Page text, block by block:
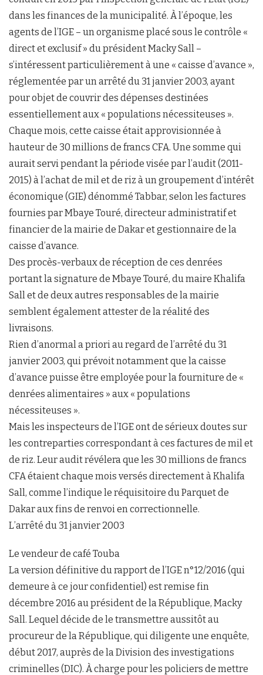
dans les finances de la municipalité. À l’époque, les
agents de l’IGE – un organisme placé sous le contrôle «
direct et exclusif » du président Macky Sall –
s’intéressent particulièrement à une « caisse d’avance »,
réglementée par un arrêté du 31 janvier 2003, ayant
pour objet de couvrir des dépenses destinées
essentiellement aux « populations nécessiteuses ».
Chaque mois, cette caisse était approvisionnée à
hauteur de 30 millions de francs CFA. Une somme qui
aurait servi pendant la période visée par l’audit (2011-
2015) à l’achat de mil et de riz à un groupement d’intérêt
économique (GIE) dénommé Tabbar, selon les factures
fournies par Mbaye Touré, directeur administratif et
financier de la mairie de Dakar et gestionnaire de la
caisse d’avance.
Des procès-verbaux de réception de ces denrées
portant la signature de Mbaye Touré, du maire Khalifa
Sall et de deux autres responsables de la mairie
semblent également attester de la réalité des
livraisons.
Rien d’anormal a priori au regard de l’arrêté du 31
janvier 2003, qui prévoit notamment que la caisse
d’avance puisse être employée pour la fourniture de «
denrées alimentaires » aux « populations
nécessiteuses ».
Mais les inspecteurs de l’IGE ont de sérieux doutes sur
les contreparties correspondant à ces factures de mil et
de riz. Leur audit révélera que les 30 millions de francs
CFA étaient chaque mois versés directement à Khalifa
Sall, comme l’indique le réquisitoire du Parquet de
Dakar aux fins de renvoi en correctionnelle.
L’arrêté du 31 janvier 2003
Le vendeur de café Touba
La version définitive du rapport de l’IGE n°12/2016 (qui
demeure à ce jour confidentiel) est remise fin
décembre 2016 au président de la République, Macky
Sall. Lequel décide de le transmettre aussitôt au
procureur de la République, qui diligente une enquête,
début 2017, auprès de la Division des investigations
criminelles (DIC). À charge pour les policiers de mettre